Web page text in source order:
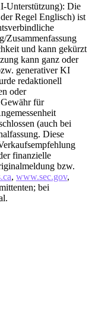
Unterstützung): Die
Regel Englisch) ist
Zusammenfassung
und kann gekürzt
kann ganz oder
generativer KI
redaktionell
oder
für
(auch bei
Diese
finanzielle
bzw.
, www.sec.gov,
bei